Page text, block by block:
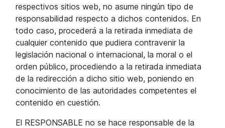
respectivos sitios web, no asume ningún tipo de
responsabilidad respecto a dichos contenidos. En
todo caso, procederá a la retirada inmediata de
cualquier contenido que pudiera contravenir la
legislación nacional o internacional, la moral o el
orden público, procediendo a la retirada inmediata
de la redirección a dicho sitio web, poniendo en
conocimiento de las autoridades competentes el
contenido en cuestión.
El RESPONSABLE no se hace responsable de la